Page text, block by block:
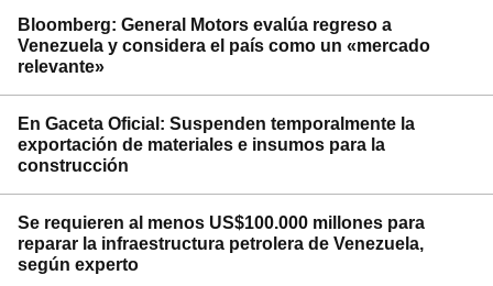
Bloomberg: General Motors evalúa regreso a
Venezuela y considera el país como un «mercado
relevante»
En Gaceta Oficial: Suspenden temporalmente la
exportación de materiales e insumos para la
construcción
Se requieren al menos US$100.000 millones para
reparar la infraestructura petrolera de Venezuela,
según experto